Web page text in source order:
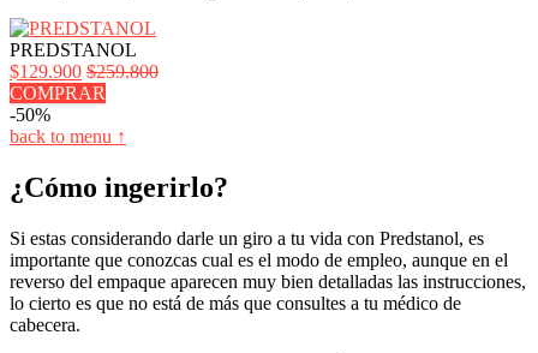
PREDSTANOL
$129.900 $259.800
COMPRAR
-50%
back to menu ↑
¿Cómo ingerirlo?
Si estas considerando darle un giro a tu vida con Predstanol, es
importante que conozcas cual es el modo de empleo, aunque en el
reverso del empaque aparecen muy bien detalladas las instrucciones,
lo cierto es que no está de más que consultes a tu médico de
cabecera.